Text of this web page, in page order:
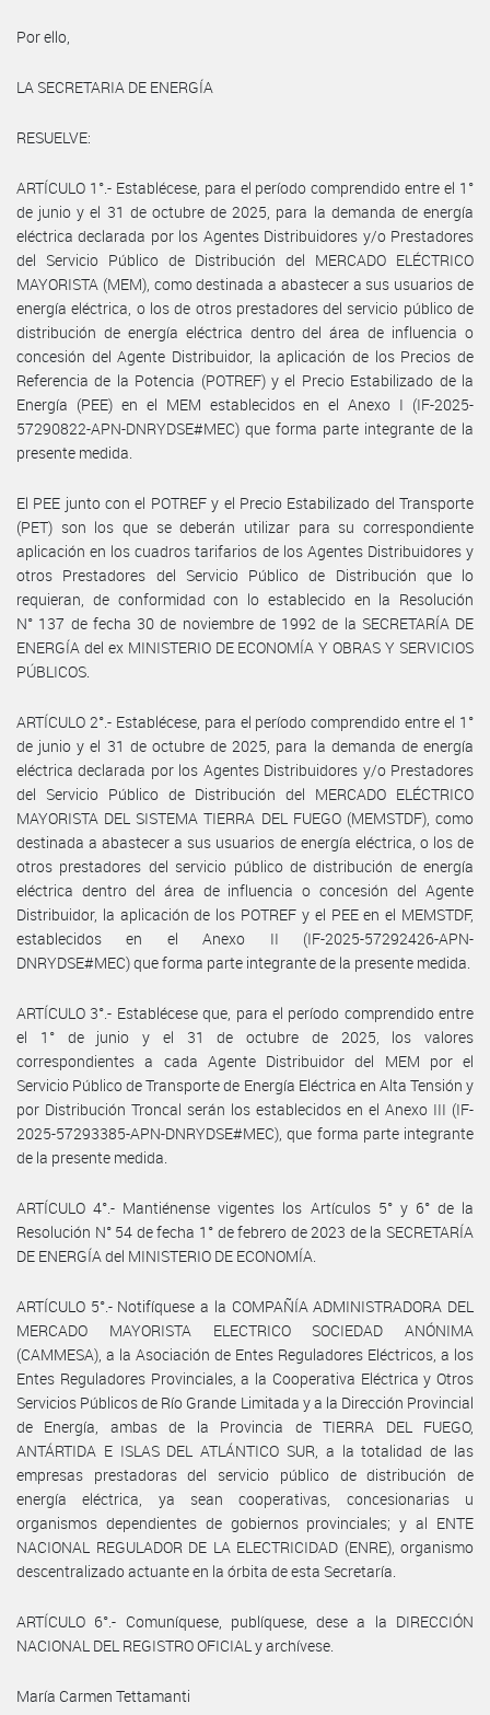
Por ello,
LA SECRETARIA DE ENERGÍA
RESUELVE:
ARTÍCULO 1°.- Establécese, para el período comprendido entre el 1°
de junio y el 31 de octubre de 2025, para la demanda de energía
eléctrica declarada por los Agentes Distribuidores y/o Prestadores
del Servicio Público de Distribución del MERCADO ELÉCTRICO
MAYORISTA (MEM), como destinada a abastecer a sus usuarios de
energía eléctrica, o los de otros prestadores del servicio público de
distribución de energía eléctrica dentro del área de influencia o
concesión del Agente Distribuidor, la aplicación de los Precios de
Referencia de la Potencia (POTREF) y el Precio Estabilizado de la
Energía (PEE) en el MEM establecidos en el Anexo I (IF-2025-
57290822-APN-DNRYDSE#MEC) que forma parte integrante de la
presente medida.
El PEE junto con el POTREF y el Precio Estabilizado del Transporte
(PET) son los que se deberán utilizar para su correspondiente
aplicación en los cuadros tarifarios de los Agentes Distribuidores y
otros Prestadores del Servicio Público de Distribución que lo
requieran, de conformidad con lo establecido en la Resolución
N° 137 de fecha 30 de noviembre de 1992 de la SECRETARÍA DE
ENERGÍA del ex MINISTERIO DE ECONOMÍA Y OBRAS Y SERVICIOS
PÚBLICOS.
ARTÍCULO 2°.- Establécese, para el período comprendido entre el 1°
de junio y el 31 de octubre de 2025, para la demanda de energía
eléctrica declarada por los Agentes Distribuidores y/o Prestadores
del Servicio Público de Distribución del MERCADO ELÉCTRICO
MAYORISTA DEL SISTEMA TIERRA DEL FUEGO (MEMSTDF), como
destinada a abastecer a sus usuarios de energía eléctrica, o los de
otros prestadores del servicio público de distribución de energía
eléctrica dentro del área de influencia o concesión del Agente
Distribuidor, la aplicación de los POTREF y el PEE en el MEMSTDF,
establecidos en el Anexo II (IF-2025-57292426-APN-
DNRYDSE#MEC) que forma parte integrante de la presente medida.
ARTÍCULO 3°.- Establécese que, para el período comprendido entre
el 1° de junio y el 31 de octubre de 2025, los valores
correspondientes a cada Agente Distribuidor del MEM por el
Servicio Público de Transporte de Energía Eléctrica en Alta Tensión y
por Distribución Troncal serán los establecidos en el Anexo III (IF-
2025-57293385-APN-DNRYDSE#MEC), que forma parte integrante
de la presente medida.
ARTÍCULO 4°.- Mantiénense vigentes los Artículos 5° y 6° de la
Resolución N° 54 de fecha 1° de febrero de 2023 de la SECRETARÍA
DE ENERGÍA del MINISTERIO DE ECONOMÍA.
ARTÍCULO 5°.- Notifíquese a la COMPAÑÍA ADMINISTRADORA DEL
MERCADO MAYORISTA ELECTRICO SOCIEDAD ANÓNIMA
(CAMMESA), a la Asociación de Entes Reguladores Eléctricos, a los
Entes Reguladores Provinciales, a la Cooperativa Eléctrica y Otros
Servicios Públicos de Río Grande Limitada y a la Dirección Provincial
de Energía, ambas de la Provincia de TIERRA DEL FUEGO,
ANTÁRTIDA E ISLAS DEL ATLÁNTICO SUR, a la totalidad de las
empresas prestadoras del servicio público de distribución de
energía eléctrica, ya sean cooperativas, concesionarias u
organismos dependientes de gobiernos provinciales; y al ENTE
NACIONAL REGULADOR DE LA ELECTRICIDAD (ENRE), organismo
descentralizado actuante en la órbita de esta Secretaría.
ARTÍCULO 6°.- Comuníquese, publíquese, dese a la DIRECCIÓN
NACIONAL DEL REGISTRO OFICIAL y archívese.
María Carmen Tettamanti